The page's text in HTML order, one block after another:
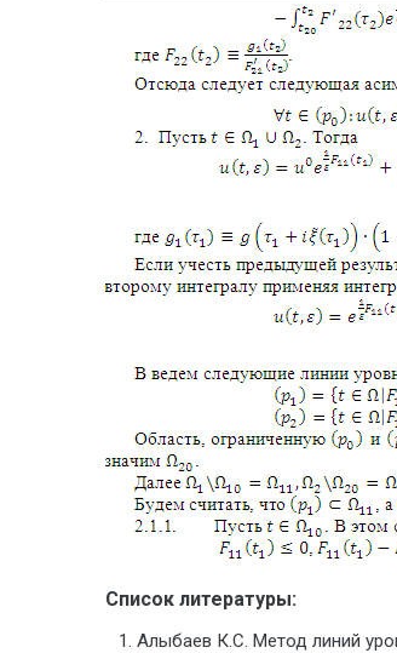
Список литературы:
Алыбаев К.С. Метод линий